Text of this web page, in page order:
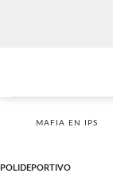
MAFIA EN IPS
POLIDEPORTIVO